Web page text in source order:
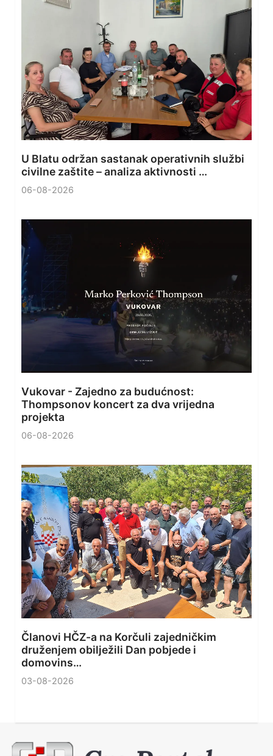
U Blatu održan sastanak operativnih službi
civilne zaštite – analiza aktivnosti …
06-08-2026
Vukovar - Zajedno za budućnost:
Thompsonov koncert za dva vrijedna
projekta
06-08-2026
Članovi HČZ-a na Korčuli zajedničkim
druženjem obilježili Dan pobjede i
domovins…
03-08-2026